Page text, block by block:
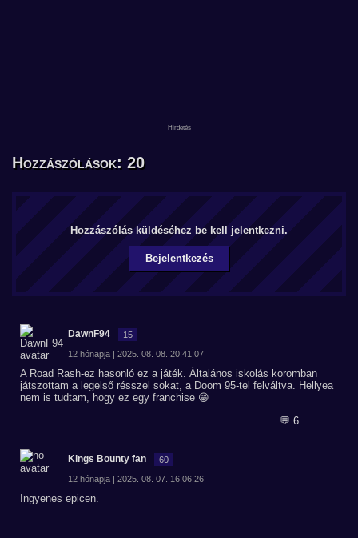
Hozzászólások: 20
Hozzászólás küldéséhez be kell jelentkezni.
Bejelentkezés
DawnF94 15
12 hónapja | 2025. 08. 08. 20:41:07
A Road Rash-ez hasonló ez a játék. Általános iskolás koromban
játszottam a legelső résszel sokat, a Doom 95-tel felváltva. Hellyea
nem is tudtam, hogy ez egy franchise 😁
💬 6
Kings Bounty fan 60
12 hónapja | 2025. 08. 07. 16:06:26
Ingyenes epicen.